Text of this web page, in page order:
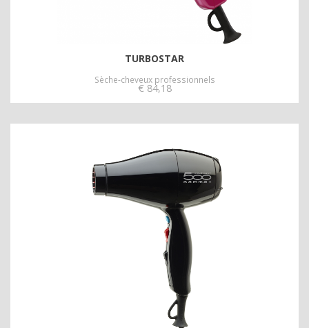
TURBOSTAR
Sèche-cheveux professionnels
€ 84,18